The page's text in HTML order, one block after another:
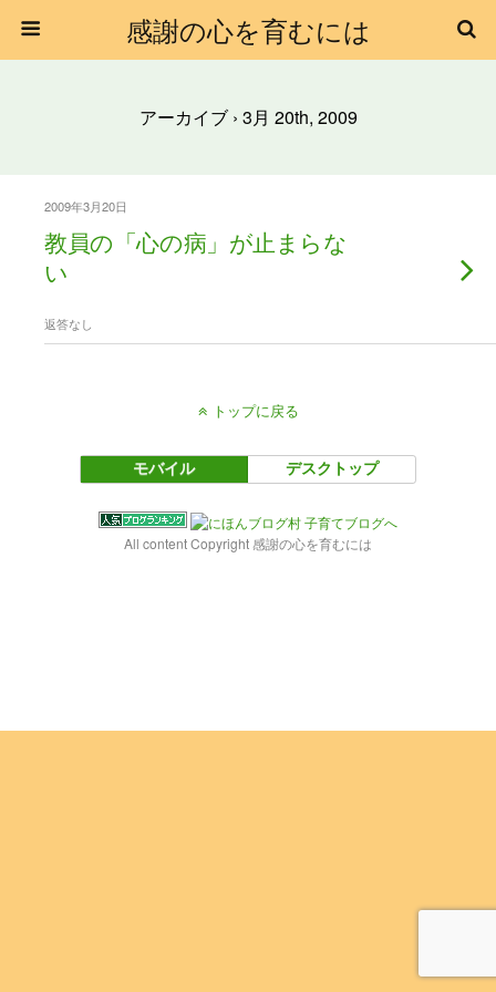
感謝の心を育むには
アーカイブ › 3月 20th, 2009
2009年3月20日
教員の「心の病」が止まらな
い
返答なし
トップに戻る
モバイル デスクトップ
All content Copyright 感謝の心を育むには